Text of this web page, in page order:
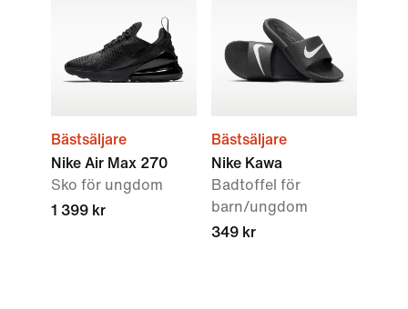
Bästsäljare
Nike Air Max 270
Sko för ungdom
1 399 kr
Bästsäljare
Nike Kawa
Badtoffel för
barn/ungdom
349 kr